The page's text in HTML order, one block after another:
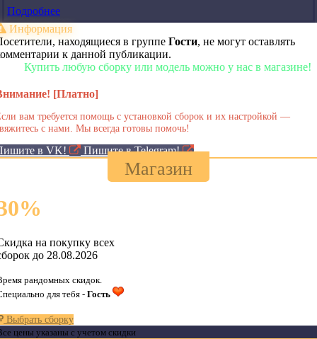
Подробнее
Информация
находящиеся в группе Гости, не могут оставлять
к данной публикации.
любую сборку или модель можно у нас в магазине!
[Платно]
вам требуется помощь с установкой сборок и их настройкой —
с нами. Мы всегда готовы помочь!
в VK! Пишите в Telegram!
Магазин
%
на покупку всех
до 28.08.2026
рандомных скидок.
для тебя - Гость
Выбрать сборку
цены указаны с учетом скидки